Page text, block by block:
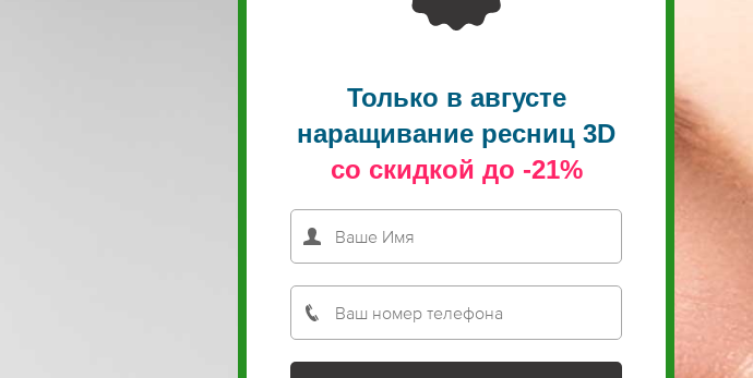
Только в августе
наращивание ресниц 3D
со скидкой до -21%